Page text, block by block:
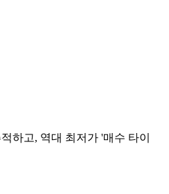
하고, 역대 최저가 '매수 타이